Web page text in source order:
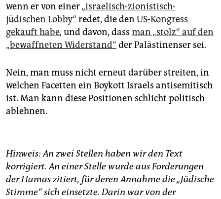
wenn er von einer „israelisch-zionistisch-
jüdischen Lobby“ redet, die den US-Kongress
gekauft habe, und davon, dass man „stolz“ auf den
„bewaffneten Widerstand“ der Palästinenser sei.
Nein, man muss nicht erneut darüber streiten, in
welchen Facetten ein Boykott Israels antisemitisch
ist. Man kann diese Positionen schlicht politisch
ablehnen.
Hinweis: An zwei Stellen haben wir den Text
korrigiert. An einer Stelle wurde aus Forderungen
der Hamas zitiert, für deren Annahme die „Jüdische
Stimme“ sich einsetzte. Darin war von der